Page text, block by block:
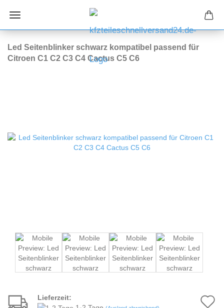
Led Seitenblinker schwarz kompatibel passend für
Citroen C1 C2 C3 C4 Cactus C5 C6
Lieferzeit: